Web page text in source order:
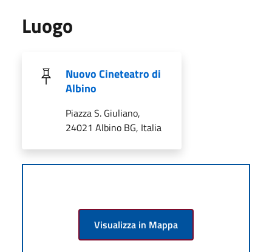
Luogo
Nuovo Cineteatro di
Albino
Piazza S. Giuliano,
24021 Albino BG, Italia
Visualizza in Mappa